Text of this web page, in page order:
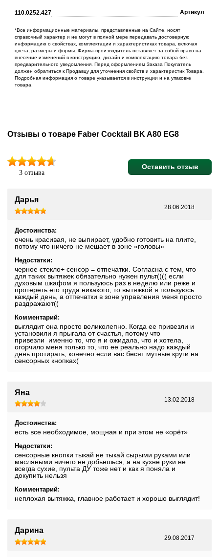
110.0252.427 Артикул
*Все информационные материалы, представленные на Сайте, носят
справочный характер и не могут в полной мере передавать достоверную
информацию о свойствах, комплектации и характеристиках товара, включая
цвета, размеры и формы. Фирма-производитель оставляет за собой право на
внесение изменений в конструкцию, дизайн и комплектацию товара без
предварительного уведомления. Перед оформлением Заказа Покупатель
должен обратиться к Продавцу для уточнения свойств и характеристик Товара.
Подробная информация о товаре указывается в инструкции и на упаковке
товара.
Отзывы о товаре Faber Cocktail BK A80 EG8
3 отзыва
Оставить отзыв
Дарья
28.06.2018
Достоинства:
очень красивая, не выпирает, удобно готовить на плите,
потому что ничего не мешает в зоне «головы»
Недостатки:
черное стекло+ сенсор = отпечатки. Согласна с тем, что
для таких вытяжек обязательно нужен пульт(((( если
духовым шкафом я пользуюсь раз в неделю или реже и
протереть его труда никакого, то вытяжкой я пользуюсь
каждый день, а отпечатки в зоне управления меня просто
раздражают((
Комментарий:
выглядит она просто великолепно. Когда ее привезли и
установили я прыгала от счастья, потому что
привезли именно то, что я и ожидала, что и хотела,
огорчило меня только то, что ее реально надо каждый
день протирать, конечно если вас бесят мутные круги на
сенсорных кнопках(
Яна
13.02.2018
Достоинства:
есть все необходимое, мощная и при этом не «орёт»
Недостатки:
сенсорные кнопки тыкай не тыкай сырыми руками или
масляными ничего не добьешься, а на кухне руки не
всегда сухие, пульта ДУ тоже нет и как я поняла и
докупить нельзя
Комментарий:
неплохая вытяжка, главное работает и хорошо выглядит!
Дарина
29.08.2017